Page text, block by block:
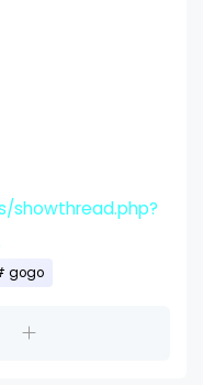
showthread.php?
gogo